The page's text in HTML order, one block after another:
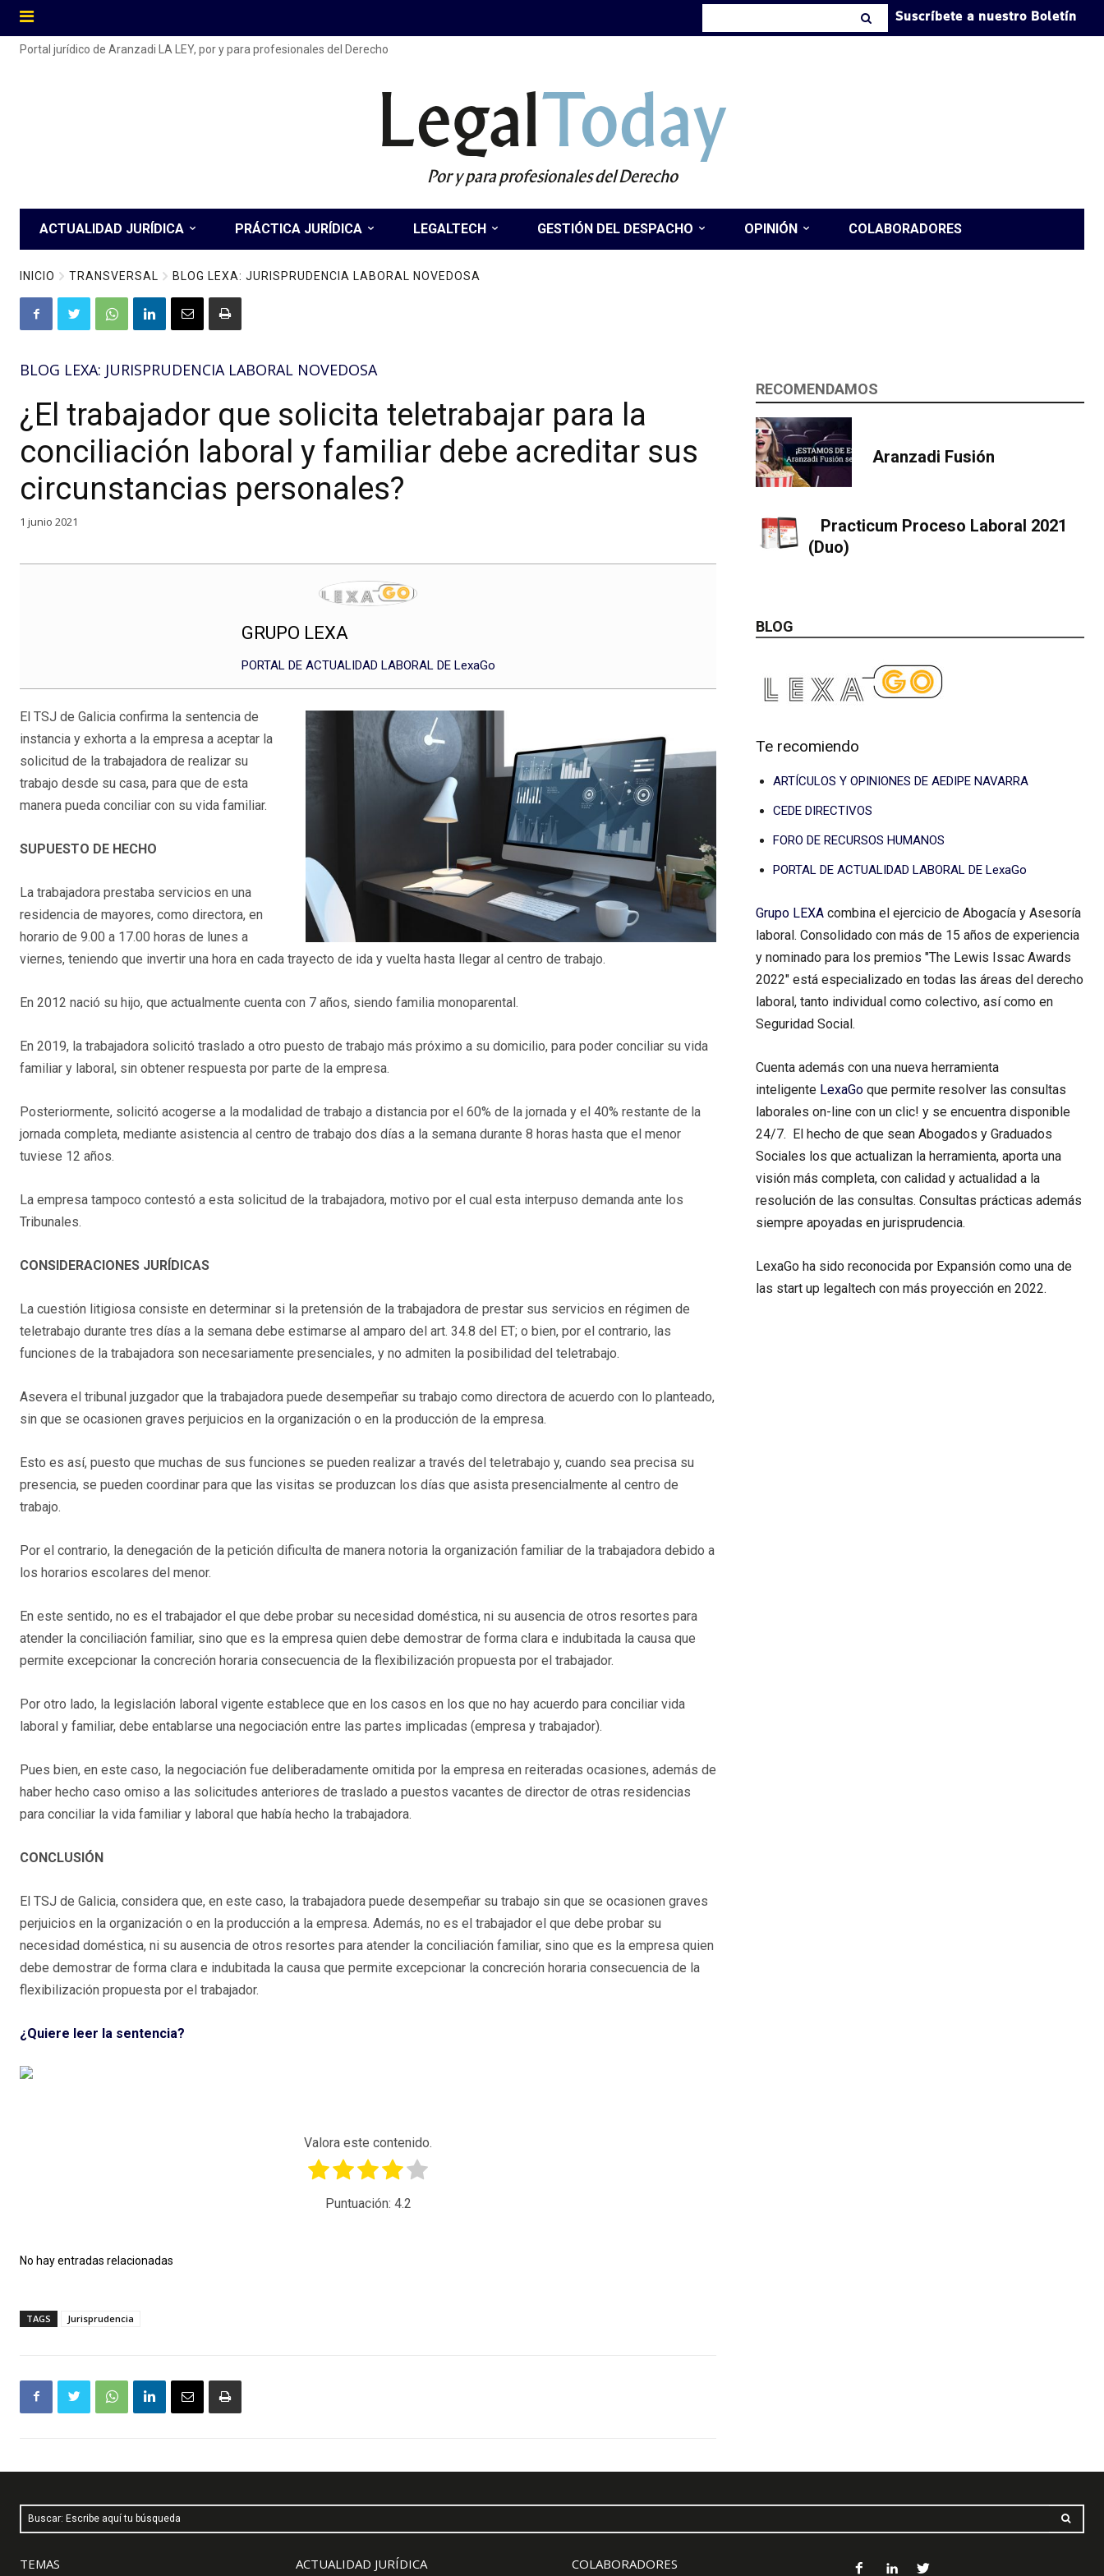
Suscríbete a nuestro Boletín
Portal jurídico de Aranzadi LA LEY, por y para profesionales del Derecho
LegalToday
Por y para profesionales del Derecho
ACTUALIDAD JURÍDICA PRÁCTICA JURÍDICA LEGALTECH GESTIÓN DEL DESPACHO OPINIÓN COLABORADORES
INICIO TRANSVERSAL BLOG LEXA: JURISPRUDENCIA LABORAL NOVEDOSA
BLOG LEXA: JURISPRUDENCIA LABORAL NOVEDOSA
¿El trabajador que solicita teletrabajar para la
conciliación laboral y familiar debe acreditar sus
circunstancias personales?
1 junio 2021
GRUPO LEXA
PORTAL DE ACTUALIDAD LABORAL DE LexaGo
El TSJ de Galicia confirma la sentencia de
instancia y exhorta a la empresa a aceptar la
solicitud de la trabajadora de realizar su
trabajo desde su casa, para que de esta
manera pueda conciliar con su vida familiar.
SUPUESTO DE HECHO
La trabajadora prestaba servicios en una
residencia de mayores, como directora, en
horario de 9.00 a 17.00 horas de lunes a
viernes, teniendo que invertir una hora en cada trayecto de ida y vuelta hasta llegar al centro de trabajo.
En 2012 nació su hijo, que actualmente cuenta con 7 años, siendo familia monoparental.
En 2019, la trabajadora solicitó traslado a otro puesto de trabajo más próximo a su domicilio, para poder conciliar su vida
familiar y laboral, sin obtener respuesta por parte de la empresa.
Posteriormente, solicitó acogerse a la modalidad de trabajo a distancia por el 60% de la jornada y el 40% restante de la
jornada completa, mediante asistencia al centro de trabajo dos días a la semana durante 8 horas hasta que el menor
tuviese 12 años.
La empresa tampoco contestó a esta solicitud de la trabajadora, motivo por el cual esta interpuso demanda ante los
Tribunales.
CONSIDERACIONES JURÍDICAS
La cuestión litigiosa consiste en determinar si la pretensión de la trabajadora de prestar sus servicios en régimen de
teletrabajo durante tres días a la semana debe estimarse al amparo del art. 34.8 del ET; o bien, por el contrario, las
funciones de la trabajadora son necesariamente presenciales, y no admiten la posibilidad del teletrabajo.
Asevera el tribunal juzgador que la trabajadora puede desempeñar su trabajo como directora de acuerdo con lo planteado,
sin que se ocasionen graves perjuicios en la organización o en la producción de la empresa.
Esto es así, puesto que muchas de sus funciones se pueden realizar a través del teletrabajo y, cuando sea precisa su
presencia, se pueden coordinar para que las visitas se produzcan los días que asista presencialmente al centro de
trabajo.
Por el contrario, la denegación de la petición dificulta de manera notoria la organización familiar de la trabajadora debido a
los horarios escolares del menor.
En este sentido, no es el trabajador el que debe probar su necesidad doméstica, ni su ausencia de otros resortes para
atender la conciliación familiar, sino que es la empresa quien debe demostrar de forma clara e indubitada la causa que
permite excepcionar la concreción horaria consecuencia de la flexibilización propuesta por el trabajador.
Por otro lado, la legislación laboral vigente establece que en los casos en los que no hay acuerdo para conciliar vida
laboral y familiar, debe entablarse una negociación entre las partes implicadas (empresa y trabajador).
Pues bien, en este caso, la negociación fue deliberadamente omitida por la empresa en reiteradas ocasiones, además de
haber hecho caso omiso a las solicitudes anteriores de traslado a puestos vacantes de director de otras residencias
para conciliar la vida familiar y laboral que había hecho la trabajadora.
CONCLUSIÓN
El TSJ de Galicia, considera que, en este caso, la trabajadora puede desempeñar su trabajo sin que se ocasionen graves
perjuicios en la organización o en la producción a la empresa. Además, no es el trabajador el que debe probar su
necesidad doméstica, ni su ausencia de otros resortes para atender la conciliación familiar, sino que es la empresa quien
debe demostrar de forma clara e indubitada la causa que permite excepcionar la concreción horaria consecuencia de la
flexibilización propuesta por el trabajador.
¿Quiere leer la sentencia?
Valora este contenido.
Puntuación: 4.2
No hay entradas relacionadas
TAGS Jurisprudencia
RECOMENDAMOS
Aranzadi Fusión
Practicum Proceso Laboral 2021
(Duo)
BLOG
Te recomiendo
ARTÍCULOS Y OPINIONES DE AEDIPE NAVARRA
CEDE DIRECTIVOS
FORO DE RECURSOS HUMANOS
PORTAL DE ACTUALIDAD LABORAL DE LexaGo
Grupo LEXA combina el ejercicio de Abogacía y Asesoría
laboral. Consolidado con más de 15 años de experiencia
y nominado para los premios "The Lewis Issac Awards
2022" está especializado en todas las áreas del derecho
laboral, tanto individual como colectivo, así como en
Seguridad Social.
Cuenta además con una nueva herramienta
inteligente LexaGo que permite resolver las consultas
laborales on-line con un clic! y se encuentra disponible
24/7. El hecho de que sean Abogados y Graduados
Sociales los que actualizan la herramienta, aporta una
visión más completa, con calidad y actualidad a la
resolución de las consultas. Consultas prácticas además
siempre apoyadas en jurisprudencia.
LexaGo ha sido reconocida por Expansión como una de
las start up legaltech con más proyección en 2022.
Buscar: Escribe aquí tu búsqueda
TEMAS ACTUALIDAD JURÍDICA COLABORADORES